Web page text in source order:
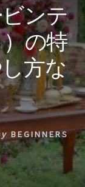
ンテ
の特
方な
BEGINNERS